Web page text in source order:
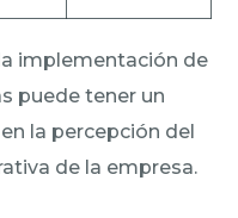
implementación de
puede tener un
la percepción del
de la empresa.